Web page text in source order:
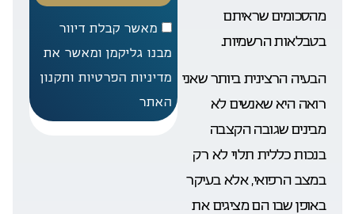
מאשר קבלת דיוור
מבנו גליקמן ומאשר את
מדיניות הפרטיות ותקנון
האתר
מהסכומים שראיתם
בטבלאות הרשמיות.
הבעיה הרצינית ביותר שאני
רואה היא שאנשים לא
מבינים שגובה הקצבה
בנכות כללית תלוי לא רק
במצב הרפואי, אלא בעיקר
באופן שבו הם מציגים את